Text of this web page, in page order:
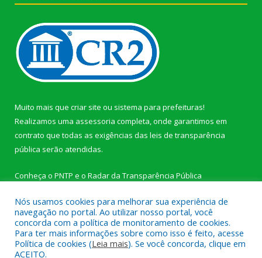
Muito mais que criar site ou sistema para prefeituras!
Realizamos uma assessoria completa, onde garantimos em
contrato que todas as exigências das leis de transparência
pública serão atendidas.
Conheça o PNTP e o Radar da Transparência Pública
Todos os direitos reservados a Câmara Municipal de Novo
Progresso.
Nós usamos cookies para melhorar sua experiência de
navegação no portal. Ao utilizar nosso portal, você
concorda com a política de monitoramento de cookies.
Para ter mais informações sobre como isso é feito, acesse
Política de cookies (Leia mais). Se você concorda, clique em
ACEITO.